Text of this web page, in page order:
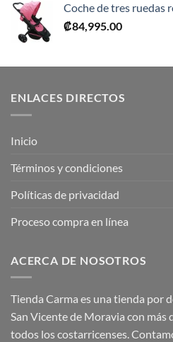
Coche de tres ruedas
₡84,995.00
ENLACES DIRECTOS
Inicio
Términos y condiciones
Políticas de privacidad
Proceso compra en línea
ACERCA DE NOSOTROS
Tienda Carma es una tienda por
San Vicente de Moravia con más
todos los costarricenses.